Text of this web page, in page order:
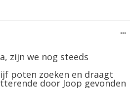
zijn we nog steeds
poten zoeken en draagt
door Joop gevonden
...